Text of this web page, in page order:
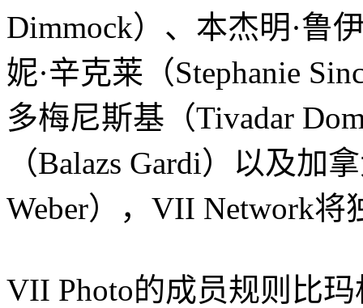
Dimmock）、本杰明·鲁
妮·辛克莱（Stephanie
多梅尼斯基（Tivadar
（Balazs Gardi）以及加
Weber），VII Network
VII Photo的成员规则比